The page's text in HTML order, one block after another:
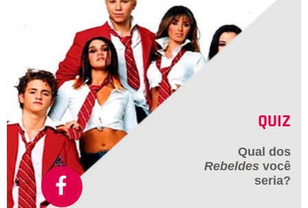
QUIZ
Qual dos
Rebeldes você
seria?